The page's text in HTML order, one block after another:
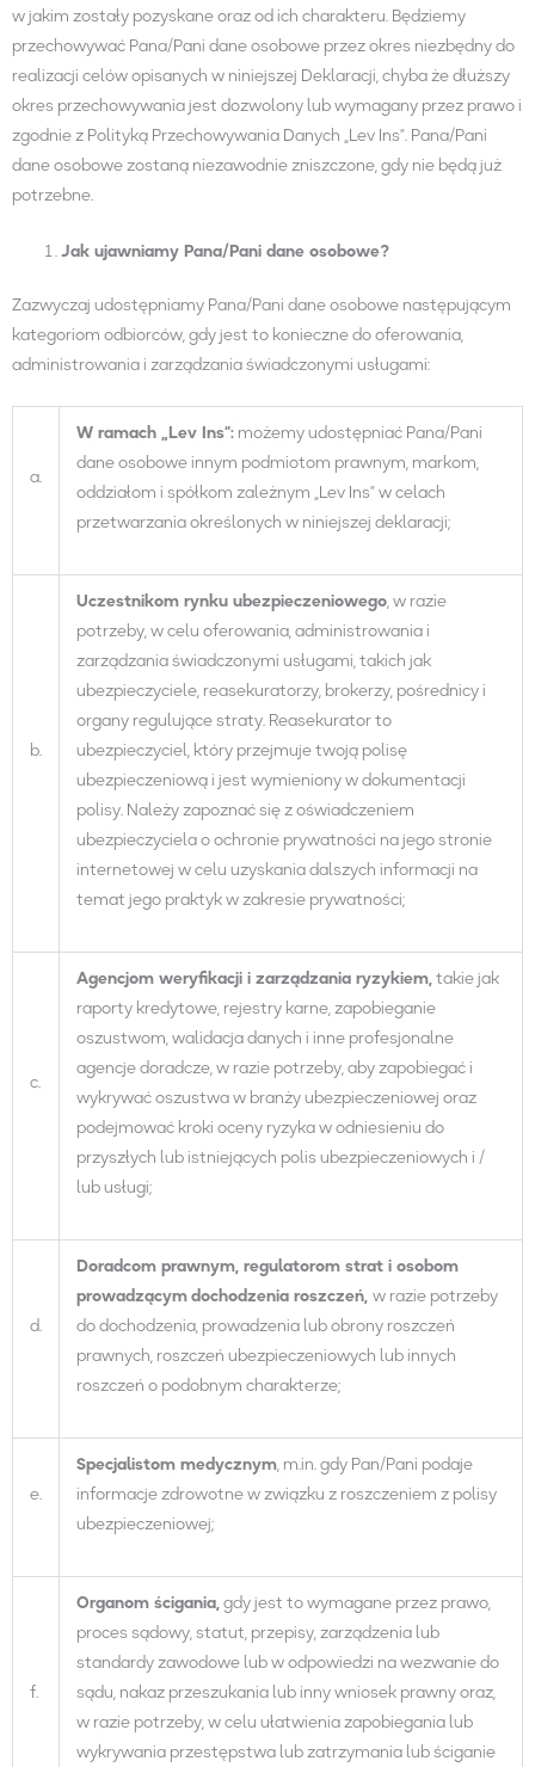
w jakim zostały pozyskane oraz od ich charakteru. Będziemy
przechowywać Pana/Pani dane osobowe przez okres niezbędny do
realizacji celów opisanych w niniejszej Deklaracji, chyba że dłuższy
okres przechowywania jest dozwolony lub wymagany przez prawo i
zgodnie z Polityką Przechowywania Danych „Lev Ins”. Pana/Pani
dane osobowe zostaną niezawodnie zniszczone, gdy nie będą już
potrzebne.
Jak ujawniamy Pana/Panidane osobowe?
Zazwyczaj udostępniamy Pana/Pani dane osobowe następującym
kategoriom odbiorców, gdy jest to konieczne do oferowania,
administrowania i zarządzania świadczonymi usługami:
a.
W ramach „Lev Ins”:możemy udostępniać Pana/Pani
dane osobowe innym podmiotom prawnym, markom,
oddziałom i spółkom zależnym „Lev Ins” w celach
przetwarzania określonych w niniejszej deklaracji;
b.
Uczestnikomrynku ubezpieczeniowego, w razie
potrzeby, w celu oferowania, administrowania i
zarządzania świadczonymi usługami, takich jak
ubezpieczyciele, reasekuratorzy, brokerzy, pośrednicy i
organy regulujące straty. Reasekurator to
ubezpieczyciel, który przejmuje twoją polisę
ubezpieczeniową i jest wymieniony w dokumentacji
polisy. Należy zapoznać się z oświadczeniem
ubezpieczyciela o ochronie prywatności na jego stronie
internetowej w celu uzyskania dalszych informacji na
temat jego praktyk w zakresie prywatności;
c.
Agencjomweryfikacji i zarządzania ryzykiem,takie jak
raporty kredytowe, rejestry karne, zapobieganie
oszustwom, walidacja danych i inne profesjonalne
agencje doradcze, w razie potrzeby, aby zapobiegać i
wykrywać oszustwa w branży ubezpieczeniowej oraz
podejmować kroki oceny ryzyka w odniesieniu do
przyszłych lub istniejących polis ubezpieczeniowych i /
lub usługi;
d.
Doradcomprawnym, regulatoromstrat iosobom
prowadzącymdochodzeniaroszczeń,w razie potrzeby
do dochodzenia, prowadzenia lub obrony roszczeń
prawnych, roszczeń ubezpieczeniowych lub innych
roszczeń o podobnym charakterze;
e.
Specjalistommedycznym, m.in. gdy Pan/Pani podaje
informacje zdrowotne w związku z roszczeniem z polisy
ubezpieczeniowej;
f.
Organomścigania,gdy jest to wymagane przez prawo,
proces sądowy, statut, przepisy, zarządzenia lub
standardy zawodowe lub w odpowiedzi na wezwanie do
sądu, nakaz przeszukania lub inny wniosek prawny oraz,
w razie potrzeby, w celu ułatwienia zapobiegania lub
wykrywania przestępstwa lub zatrzymania lub ściganie